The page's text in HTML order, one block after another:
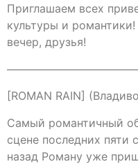
Приглашаем всех
культуры и
вечер, друзья!
[ROMAN RAIN]
Самый романтичный
сцене последних
назад Роману уже